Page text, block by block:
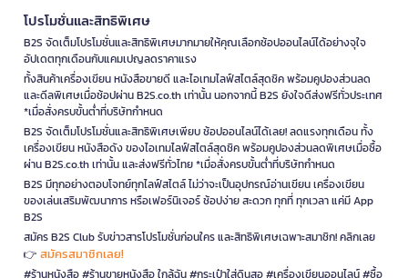
โปรโมชั่นและสิทธิพิเศษ
B2S จัดเต็มโปรโมชั่นและสิทธิพิเศษมากมายให้คุณเลือกช้อปออนไลน์ได้อย่างจุใจ
อัปเดตทุกเดือนกับแคมเปญลดราคาแรง
ทั้งสินค้าเครื่องเขียน หนังสือขายดี และไอเทมไลฟ์สไตล์สุดชิค พร้อมคูปองส่วนลด
และดีลพิเศษเมื่อช้อปผ่าน B2S.co.th เท่านั้น นอกจากนี้ B2S ยังใจดีส่งฟรีทั่วประเทศ
*เมื่อสั่งครบขั้นต่ำที่บริษัทกำหนด
B2S จัดเต็มโปรโมชั่นและสิทธิพิเศษเพียบ ช้อปออนไลน์ได้เลย! ลดแรงทุกเดือน ทั้ง
เครื่องเขียน หนังสือดัง ของไอเทมไลฟ์สไตล์สุดชิค พร้อมคูปองส่วนลดพิเศษเมื่อซื้อ
ผ่าน B2S.co.th เท่านั้น และส่งฟรีทั่วไทย *เมื่อสั่งครบขั้นต่ำที่บริษัทกำหนด
B2S มีทุกอย่างตอบโจทย์ทุกไลฟ์สไตล์ ไม่ว่าจะเป็นอุปกรณ์อ่านเขียน เครื่องเขียน
ของเล่นเสริมพัฒนาการ หรือเฟอร์นิเจอร์ ช้อปง่าย สะดวก ทุกที่ ทุกเวลา แค่มี App
B2S
สมัคร B2S Club รับข่าวสารโปรโมชั่นก่อนใคร และสิทธิพิเศษเฉพาะสมาชิก! คลิกเลย
👉 สมัครสมาชิกเลย!
#ร้านหนังสือ #ร้านขายหนังสือ ใกล้ฉัน #กระเป๋าใส่ดินสอ #เครื่องเขียนออนไลน์ #ซื้อ